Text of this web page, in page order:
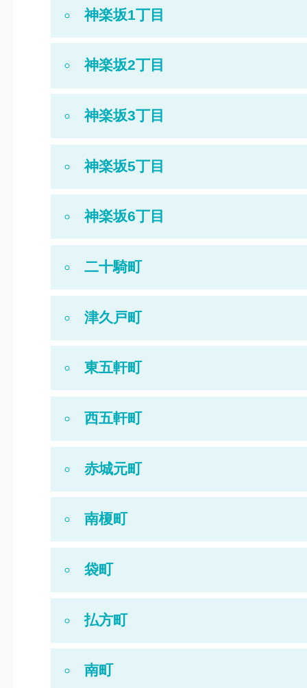
神楽坂1丁目
神楽坂2丁目
神楽坂3丁目
神楽坂5丁目
神楽坂6丁目
二十騎町
津久戸町
東五軒町
西五軒町
赤城元町
南榎町
袋町
払方町
南町